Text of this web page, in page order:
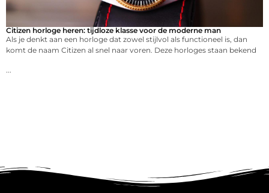
Citizen horloge heren: tijdloze klasse voor de moderne man
Als je denkt aan een horloge dat zowel stijlvol als functioneel is, dan
komt de naam Citizen al snel naar voren. Deze horloges staan bekend